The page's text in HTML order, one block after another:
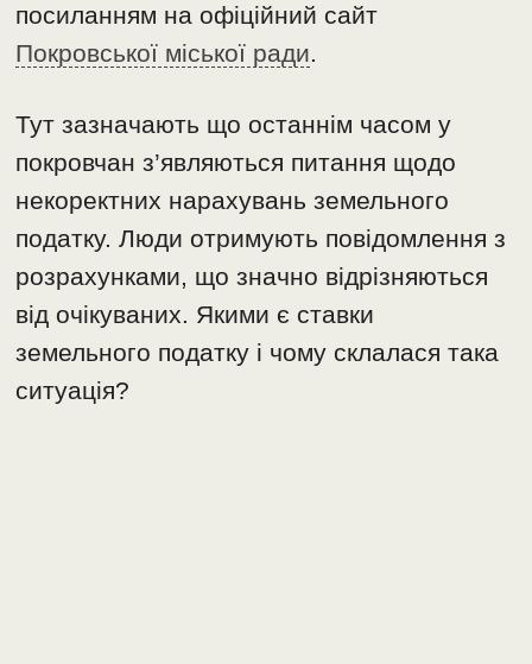
посиланням на офіційний сайт
Покровської міської ради.
Тут зазначають що останнім часом у
покровчан з’являються питання щодо
некоректних нарахувань земельного
податку. Люди отримують повідомлення з
розрахунками, що значно відрізняються
від очікуваних. Якими є ставки
земельного податку і чому склалася така
ситуація?